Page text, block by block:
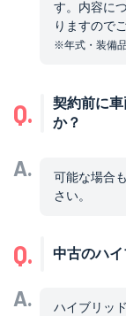
す。内容に
りますので
※年式・装備
Q.
契約前に
か？
A.
可能な場合
さい。
Q. 中古のハ
A.
ハイブリッ